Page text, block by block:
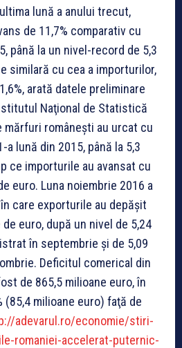
lună a anului trecut,
de 11,7% comparativ cu
până la un nivel-record de 5,3
similară cu cea a importurilor,
arată datele preliminare
Naţional de Statistică
mărfuri româneşti au urcat cu
a lună din 2015, până la 5,3
ce importurile au avansat cu
euro. Luna noiembrie 2016 a
care exporturile au depăşit
euro, după un nivel de 5,24
în septembrie şi de 5,09
Deficitul comerical din
de 865,5 milioane euro, în
(85,4 milioane euro) faţă de
adevarul.ro/economie/stiri-
romaniei-accelerat-puternic-